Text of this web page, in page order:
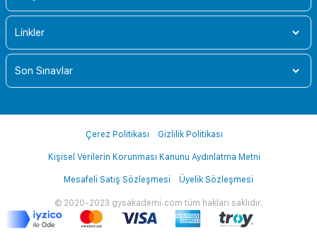
Linkler
Son Sınavlar
© 2020-2023 gysakademi.com tüm hakları saklıdır.
Çerez Politikası Gizlilik Politikası
Kişisel Verilerin Korunması Kanunu Aydınlatma Metni
Mesafeli Satış Sözleşmesi Üyelik Sözleşmesi